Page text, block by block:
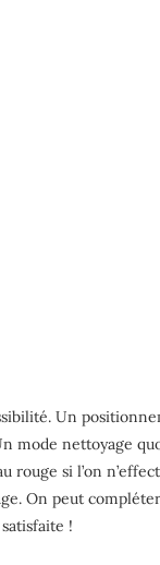
Un
mode nettoyage
rouge si l’on
On peut
!